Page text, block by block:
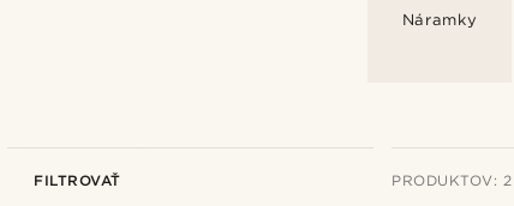
Náramky
FILTROVAŤ PRODUKTOV: 2